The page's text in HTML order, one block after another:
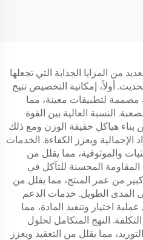
من المزايا الجذابة التي تجعلها
أولاً، إمكانية التخصيص تتيح
لتطبيقات معينة، مما
النسبة العالية بين القوة
بناء هياكل خفيفة الوزن ومع ذلك
الإجمالية ويعزز الكفاءة. الخدمات
والموثوقية، مما يقلل من
المحسنة للتآكل في
من عمر المنتج، مما يقلل من
المدى الطويل. خدمات الدعم
اختيار وتنفيذ المادة، مما
النهج المتكامل لحلول
مما يقلل من التعقيد ويعزز